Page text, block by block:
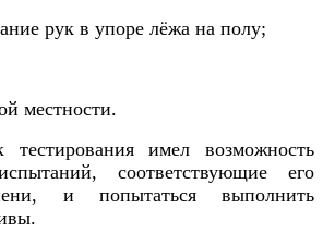
рук в упоре лёжа на полу;
местности.
имел возможность
соответствующие его
и попытаться выполнить